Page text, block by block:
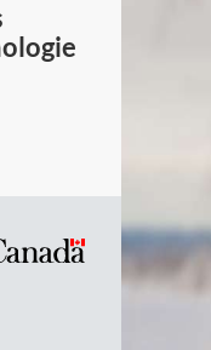
Symbole